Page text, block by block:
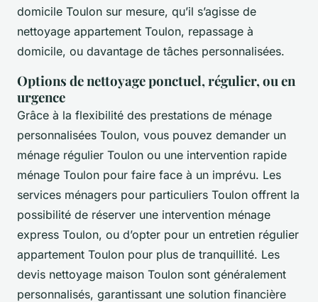
domicile Toulon sur mesure, qu’il s’agisse de
nettoyage appartement Toulon, repassage à
domicile, ou davantage de tâches personnalisées.
Options de nettoyage ponctuel, régulier, ou en
urgence
Grâce à la flexibilité des prestations de ménage
personnalisées Toulon, vous pouvez demander un
ménage régulier Toulon ou une intervention rapide
ménage Toulon pour faire face à un imprévu. Les
services ménagers pour particuliers Toulon offrent la
possibilité de réserver une intervention ménage
express Toulon, ou d’opter pour un entretien régulier
appartement Toulon pour plus de tranquillité. Les
devis nettoyage maison Toulon sont généralement
personnalisés, garantissant une solution financière